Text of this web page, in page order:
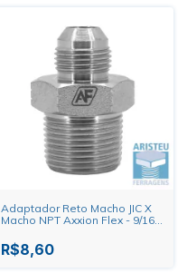
Adaptador Reto Macho JIC X
Macho NPT Axxion Flex - 9/16"
R$8,60